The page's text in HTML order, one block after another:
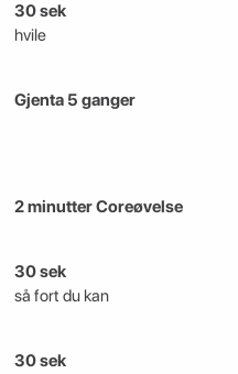
30 sek
hvile
Gjenta 5 ganger
2 minutter Coreøvelse
30 sek
så fort du kan
30 sek